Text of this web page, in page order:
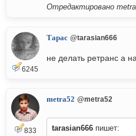
Отредактировано
6245
Тарас @tarasian666
не делать ретранс а
833
metra52 @metra52
tarasian666 пишет: